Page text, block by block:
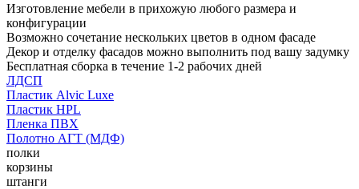
Изготовление мебели в прихожую любого размера и
конфигурации
Возможно сочетание нескольких цветов в одном фасаде
Декор и отделку фасадов можно выполнить под вашу задумку
Бесплатная сборка в течение 1-2 рабочих дней
ЛДСП
Пластик Alvic Luxe
Пластик HPL
Пленка ПВХ
Полотно АГТ (МДФ)
полки
корзины
штанги